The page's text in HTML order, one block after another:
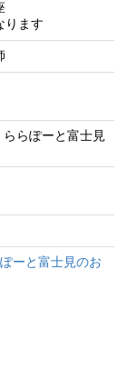
ります
らぽーと富士見
ーと富士見のお